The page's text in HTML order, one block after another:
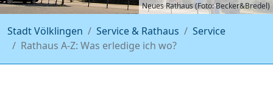
Neues Rathaus (Foto: Becker&Bredel)
Stadt Völklingen Service & Rathaus
Service
Rathaus A-Z: Was erledige ich wo?